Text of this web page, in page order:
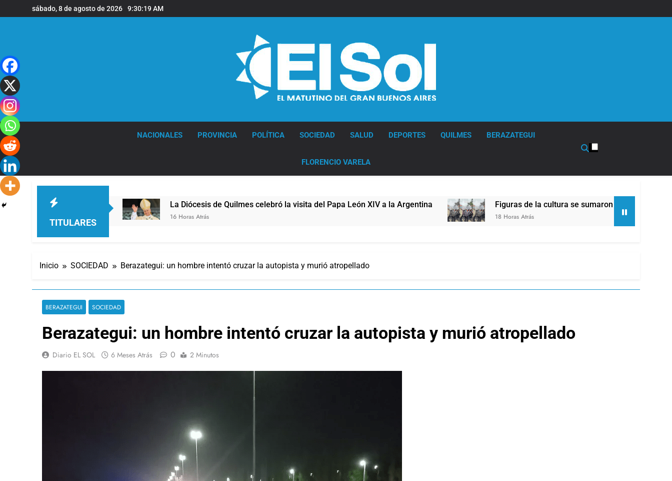
al
sábado, 8 de agosto de 2026 9:30:19 AM
NACIONALES PROVINCIA POLÍTICA SOCIEDAD SALUD DEPORTES QUILMES BERAZATEGUI
FLORENCIO VARELA
TITULARES
de Quilmes La Diócesis de Quilmes celebró la visita del Papa León XIV a la Argentina
16 Horas Atrás
Figuras de la cultura se sumaron a la marcha frente al
18 Horas Atrás
Inicio SOCIEDAD Berazategui: un hombre intentó cruzar la autopista y murió atropellado
BERAZATEGUI SOCIEDAD
Berazategui: un hombre intentó cruzar la autopista y murió atropellado
Diario EL SOL 6 Meses Atrás 0 2 Minutos